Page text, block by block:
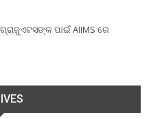
ଗ୍ରାଜୁଏଟସଙ୍କ ପାଇଁ AIIMS ରେ